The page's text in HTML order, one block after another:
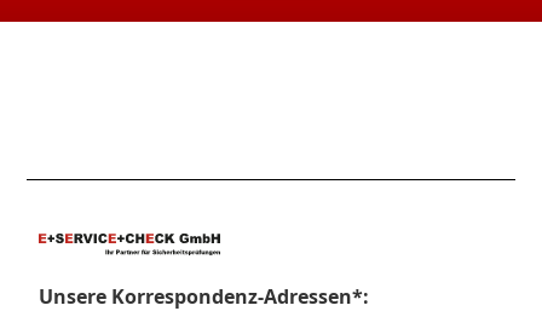
Unsere Korrespondenz-Adressen*: